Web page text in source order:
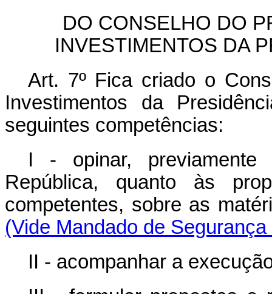
DO CONSELHO DO
INVESTIMENTOS DA
Art. 7º Fica criado o
Investimentos da
seguintes competências:
I - opinar, previamente
República, quanto às
competentes, sobre as
(Vide Mandado de Segurança
II - acompanhar a